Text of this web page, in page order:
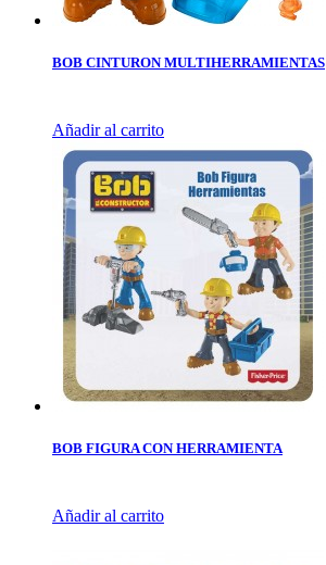
BOB CINTURON MULTIHERRAMIENTAS
Añadir al carrito
BOB FIGURA CON HERRAMIENTA
Añadir al carrito